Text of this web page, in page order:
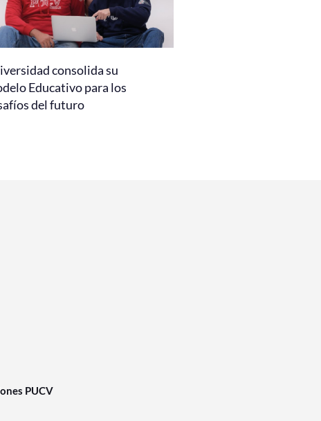
consolida su
Educativo para los
del futuro
PUCV